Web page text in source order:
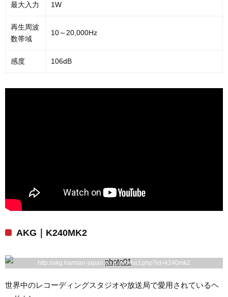
最大入力 1W
再生周波
数帯域
10～20,000Hz
感度 106dB
AKG｜K240MK2
http://akg.harman-japan.co.jp/product.php?id=k240mk2
世界中のレコーディングスタジオや放送局で愛用されているヘ